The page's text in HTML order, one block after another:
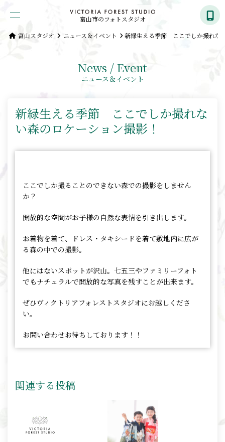
富山市のフォトスタジオ
富山スタジオ
ニュース＆イベント 新緑生える季節 ここでしか撮れな
News / Event
ニュース＆イベント
新緑生える季節 ここでしか撮れな
い森のロケーション撮影！
ここでしか撮ることのできない森での撮影をしません
か？
開放的な空間がお子様の自然な表情を引き出します。
お着物を着て、ドレス・タキシードを着て敷地内に広が
る森の中での撮影。
他にはないスポットが沢山。七五三やファミリーフォト
でもナチュラルで開放的な写真を残すことが出来ます。
ぜひヴィクトリアフォレストスタジオにお越しくださ
い。
お問い合わせお待ちしております！！
関連する投稿